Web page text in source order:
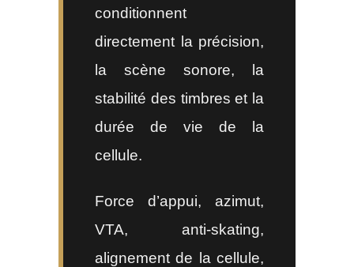
conditionnent
directement la précision,
la scène sonore, la
stabilité des timbres et la
durée de vie de la
cellule.
Force d’appui, azimut,
VTA, anti-skating,
alignement de la cellule,